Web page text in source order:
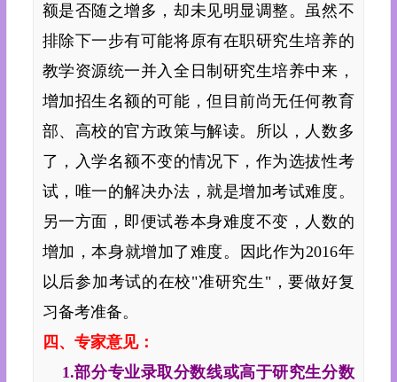
额是否随之增多，却未见明显调整。虽然不
排除下一步有可能将原有在职研究生培养的
教学资源统一并入全日制研究生培养中来，
增加招生名额的可能，但目前尚无任何教育
部、高校的官方政策与解读。所以，人数多
了，入学名额不变的情况下，作为选拔性考
试，唯一的解决办法，就是增加考试难度。
另一方面，即便试卷本身难度不变，人数的
增加，本身就增加了难度。因此作为2016年
以后参加考试的在校"准研究生"，要做好复
习备考准备。
四、专家意见：
1.部分专业录取分数线或高于研究生分数